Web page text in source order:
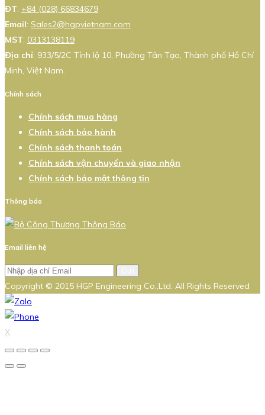
ĐT: +84 (028) 66834679
Email: Sales2@hgpvietnam.com
MST: 0313138119
Địa chỉ: 933/5/2C Tỉnh lộ 10, Phường Tân Tạo, Thành phố Hồ Chí
Minh, Việt Nam.
Chính sách
Chính sách mua hàng
Chính sách bảo hành
Chính sách thanh toán
Chính sách vận chuyển và giao nhận
Chính sách bảo mật thông tin
Thông báo
Email liên hệ
Copyright © 2015 HGP Engineering Co.,Ltd. All Rights Reserved
X